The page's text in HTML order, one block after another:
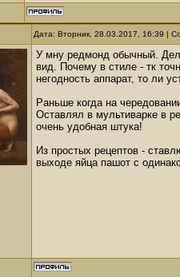
Дата: Вторник, 28.03.2017, 16:39 |
У мну редмонд обычный.
вид. Почему в стиле - тк
негодность аппарат, то ли
Раньше когда на
Оставлял в мультиварке в
очень удобная штука!
Из простых рецептов -
выходе яйца пашот с